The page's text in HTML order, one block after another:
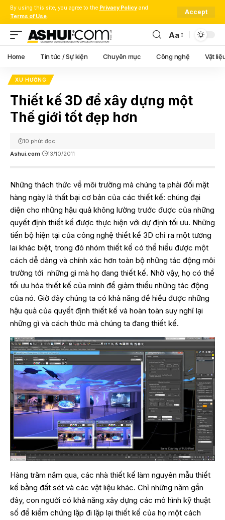
By using this site, you agree to the Privacy Policy and
Terms of Use.
Accept
Font
Resizer
Aa
Home Tin tức / Sự kiện Chuyên mục Công nghệ Vật
XU HƯỚNG
Thiết kế 3D để xây dựng một
Thế giới tốt đẹp hơn
Ashui.com 13/10/2011
10 phút đọc
Những thách thức về môi trường mà chúng ta phải đối mặt
hàng ngày là thất bại cơ bản của các thiết kế: chúng đại
diện cho những hậu quả không lường trước được của những
quyết định thiết kế được thực hiện với dự định tối ưu. Những
tiến bộ hiện tại của công nghệ thiết kế 3D chỉ ra một tương
lai khác biệt, trong đó nhóm thiết kế có thể hiểu được một
cách dễ dàng và chính xác hơn toàn bộ những tác động môi
trường tới những gì mà họ đang thiết kế. Nhờ vậy, họ có thể
tối ưu hóa thiết kế của mình để giảm thiểu những tác động
của nó. Giờ đây chúng ta có khả năng để hiểu được những
hậu quả của quyết định thiết kế và hoàn toàn suy nghĩ lại
những gì và cách thức mà chúng ta đang thiết kế.
Hàng trăm năm qua, các nhà thiết kế làm nguyên mẫu thiết
kế bằng đất sét và các vật liệu khác. Chỉ những năm gần
đây, con người có khả năng xây dựng các mô hình kỹ thuật
số để kiểm chứng lặp đi lặp lại thiết kế của họ một cách